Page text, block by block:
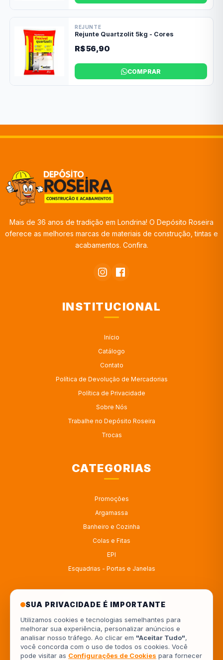
REJUNTE
Rejunte Quartzolit 5kg - Cores
R$ 56,90
COMPRAR
Mais de 36 anos de tradição em Londrina! O Depósito Roseira
oferece as melhores marcas de materiais de construção, tintas e
acabamentos. Confira.
INSTITUCIONAL
Início
Catálogo
Contato
Política de Devolução de Mercadorias
Política de Privacidade
Sobre Nós
Trabalhe no Depósito Roseira
Trocas
CATEGORIAS
Promoções
Argamassa
Banheiro e Cozinha
Colas e Fitas
EPI
Esquadrias - Portas e Janelas
ATENDIMENTO
4333414222
554333414222
SUA PRIVACIDADE É IMPORTANTE
Utilizamos cookies e tecnologias semelhantes para
melhorar sua experiência, personalizar anúncios e
analisar nosso tráfego. Ao clicar em "Aceitar Tudo",
você concorda com o uso de todos os cookies. Você
pode visitar as Configurações de Cookies para fornecer